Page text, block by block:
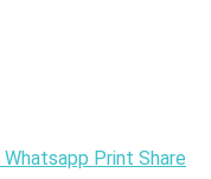
Whatsapp Print Share